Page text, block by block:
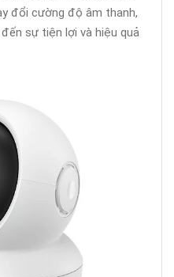
đổi cường độ âm thanh,
sự tiện lợi và hiệu quả